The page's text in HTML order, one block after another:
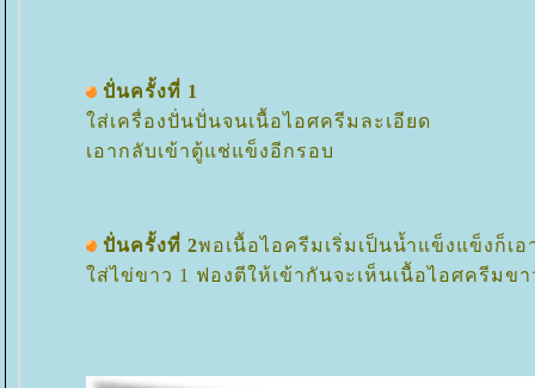
ปั่นครั้งที่ 1
ส่เครื่องปั่นปั่นจนเนื้อไอศครีมละเอียด
เอากลับเข้าตู้แช่แข็งอีกรอบ
ปั่นครั้งที่ 2พอเนื้อไอครีมเริ่มเป็นน้ำแข็งแข็งก็เ
ส่ไข่ขาว 1 ฟองตีให้เข้ากันจะเห็นเนื้อไอศครีมข